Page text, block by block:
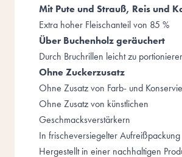
Mit Pute und Strauß, Reis und
Extra hoher Fleischanteil von 85 %
Über Buchenholz geräuchert
Durch Bruchrillen leicht zu
Ohne Zuckerzusatz
Ohne Zusatz von Farb- und
Ohne Zusatz von künstlichen
Geschmacksverstärkern
In frischeversiegelter Aufreißpackung
Hergestellt in einer nachhaltigen